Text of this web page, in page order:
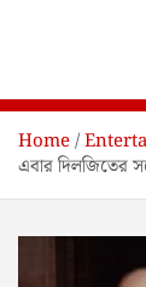
Home
এবার দিলজিতের